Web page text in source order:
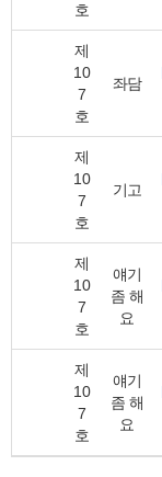
호
제
10
7
호
좌담
제
10
7
호
기고
제
10
7
호
얘기
좀 해
요
제
10
7
호
얘기
좀 해
요